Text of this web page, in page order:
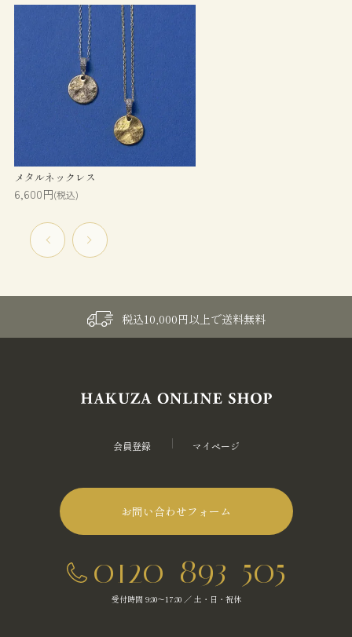
メタルネックレス
6,600円(税込)
税込10,000円以上で送料無料
会員登録 マイページ
お問い合わせフォーム
0120-893-505
受付時間 9:30～17:30 ／ 土・日・祝休